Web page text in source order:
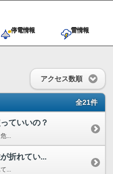
停電情報 雷情報
アクセス数順
全21件
ていいの？
...
折れてい...
...